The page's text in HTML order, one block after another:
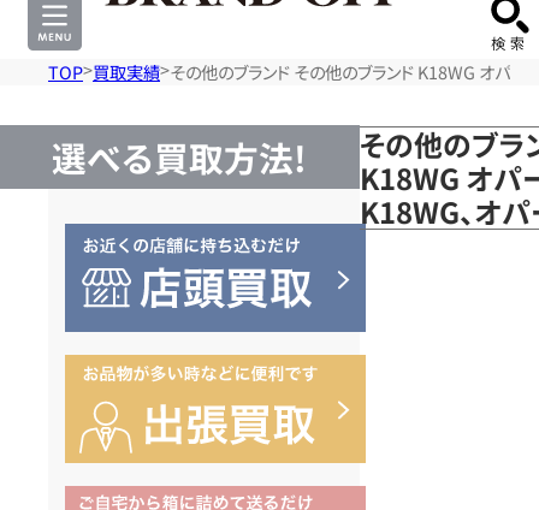
TOP 買取実績 その他のブランド その他のブランド K18WG オパ
選べる買取方法!
その他のブラ
K18WG オパ
K18WG、オ